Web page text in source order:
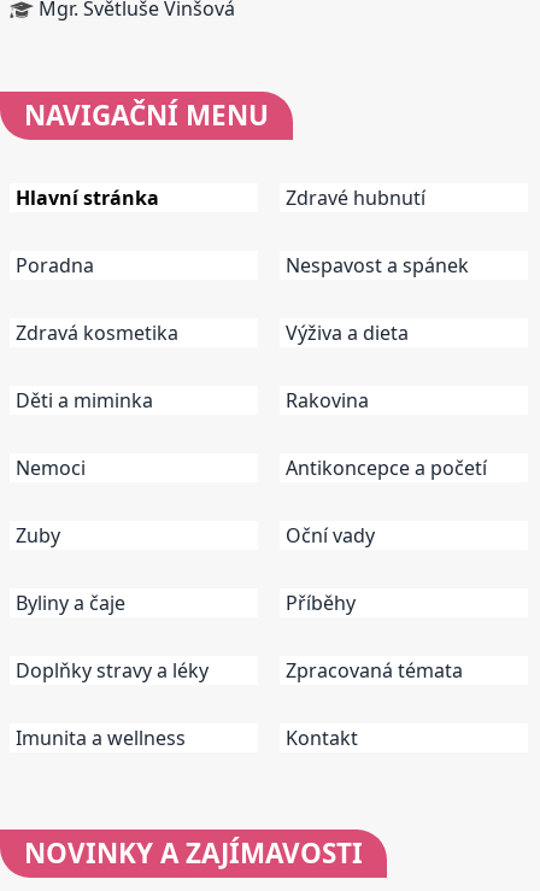
Mgr. Světluše Vinšová
NAVIGAČNÍ MENU
Hlavní stránka
Poradna
Zdravá kosmetika
Děti a miminka
Nemoci
Zuby
Byliny a čaje
Doplňky stravy a léky
Imunita a wellness
Zdravé hubnutí
Nespavost a spánek
Výživa a dieta
Rakovina
Antikoncepce a početí
Oční vady
Příběhy
Zpracovaná témata
Kontakt
NOVINKYA ZAJÍMAVOSTI